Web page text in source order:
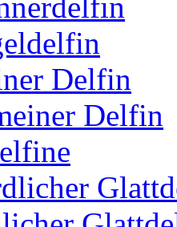
Delfin
Delfin